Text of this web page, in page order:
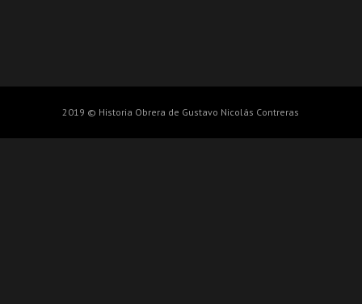
2019 © Historia Obrera de Gustavo Nicolás Contreras